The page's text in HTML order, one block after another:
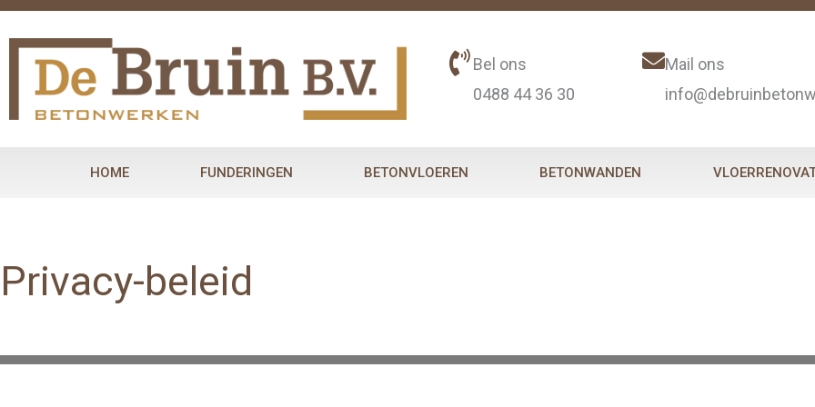
Ga
naar
inhoud
Bel ons
0488 44 36 30
Mail ons
HOME FUNDERINGEN BETONVLOEREN BETONWANDEN
Privacy-beleid